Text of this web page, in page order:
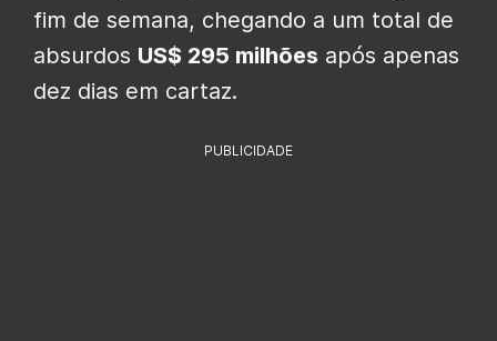
fim de semana, chegando a um total de
absurdos US$ 295 milhões após apenas
dez dias em cartaz.
PUBLICIDADE